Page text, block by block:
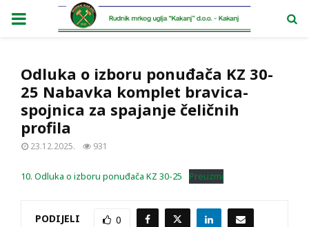
PRIMARY
Odluka o izboru ponuđača KZ 30-
25 Nabavka komplet bravica-
spojnica za spajanje čeličnih
profila
23.12.2025. 931
10. Odluka o izboru ponuđača KZ 30-25 Preuzmi
PODIJELI 0